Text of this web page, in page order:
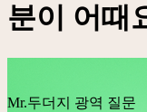
분이 어때
Mr.두더지
광역 질문